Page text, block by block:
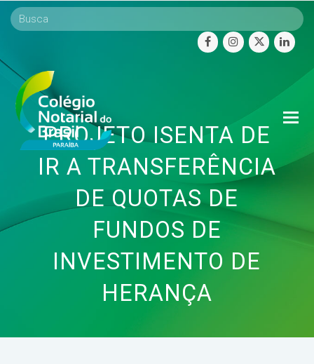
facebookinstagram
twitter
PROJETO ISENTA DE
IR A TRANSFERÊNCIA
DE QUOTAS DE
FUNDOS DE
INVESTIMENTO DE
HERANÇA